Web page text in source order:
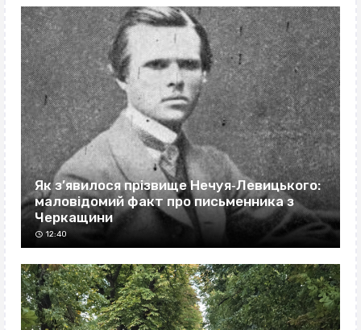
Як з’явилося прізвище Нечуя‐Левицького:
маловідомий факт про письменника з
Черкащини
12:40